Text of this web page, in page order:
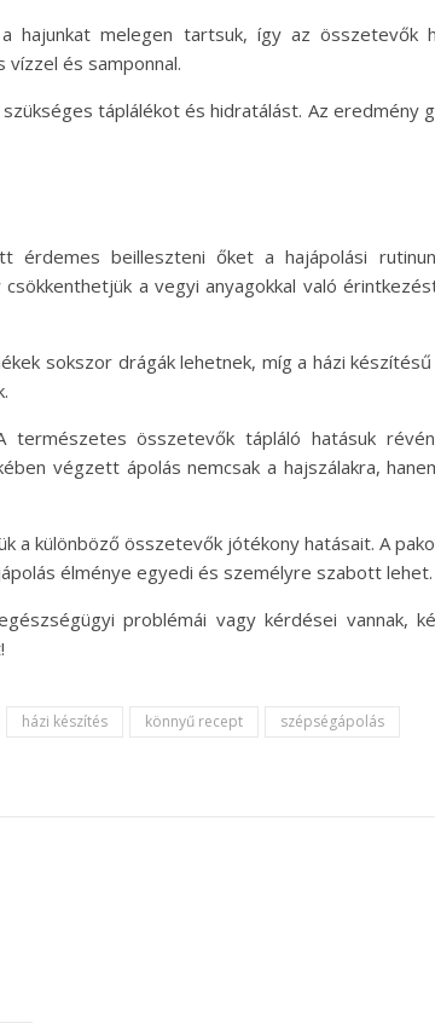
melegen tartsuk, így az összetevők
vízzel és samponnal.
táplálékot és hidratálást. Az eredmény
érdemes beilleszteni őket a hajápolási
a vegyi anyagokkal való
sokszor drágák lehetnek, míg a házi
természetes összetevők tápláló hatásuk
végzett ápolás nemcsak a hajszálakra,
különböző összetevők jótékony hatásait. A
élménye egyedi és személyre szabott lehet.
problémái vagy kérdései vannak,
házi készítés könnyű recept
szépségápolás